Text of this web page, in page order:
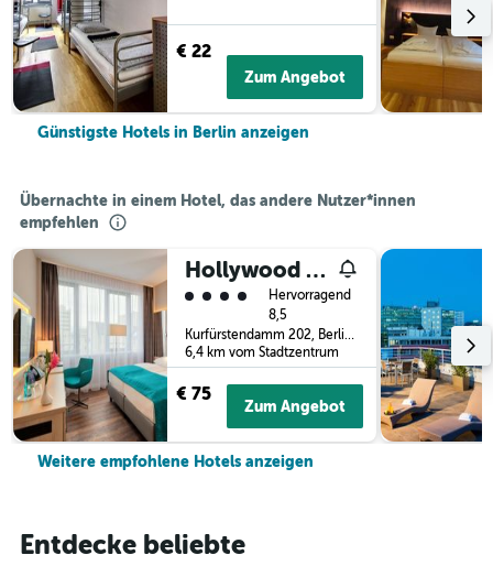
€ 22
Zum Angebot
Günstigste Hotels in Berlin anzeigen
Übernachte in einem Hotel, das andere Nutzer*innen
empfehlen
Hollywood Media Hotel
Bewertungskategorie 4
Hervorragend
8,5
Kurfürstendamm 202, Berlin, Deutschland
6,4 km vom Stadtzentrum
€ 75
Zum Angebot
Weitere empfohlene Hotels anzeigen
Entdecke beliebte